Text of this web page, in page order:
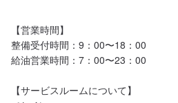
【営業時間】
整備受付時間：9：00〜18：00
給油営業時間：7：00〜23：00
【サービスルームについて】